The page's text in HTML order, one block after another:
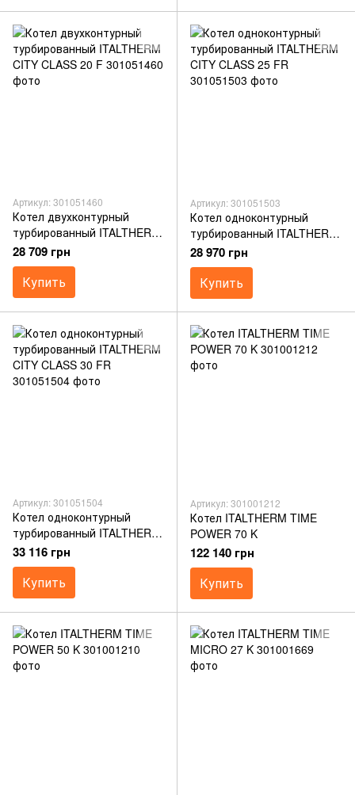
Артикул: 301051460
Котел двухконтурный
турбированный ITALTHERM
CITY CLASS 20 F
28 709 грн
Купить
Артикул: 301051503
Котел одноконтурный
турбированный ITALTHERM
CITY CLASS 25 FR
28 970 грн
Купить
Артикул: 301051504
Котел одноконтурный
турбированный ITALTHERM
CITY CLASS 30 FR
33 116 грн
Купить
Артикул: 301001212
Котел ITALTHERM TIME
POWER 70 K
122 140 грн
Купить